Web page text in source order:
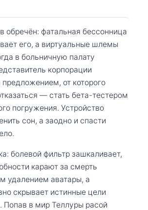
обречён: фатальная бессонница
его, а виртуальные шлемы
в больничную палату
корпорации
от которого
— стать бета-тестером
погружения. Устройство
сон, а заодно и спасти
болевой фильтр зашкаливает,
карают за смерть
удалением аватары, а
скрывает истинные цели
Попав в мир Теллуры расой